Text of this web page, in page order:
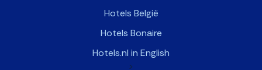
Hotels België
Hotels Bonaire
Hotels.nl in English
>